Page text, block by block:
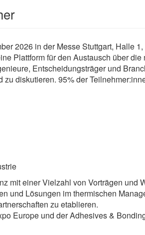
2026 in der Messe Stuttgart, Halle
Plattform für den Austausch über
Entscheidungsträger und
diskutieren. 95% der
mit einer Vielzahl von Vorträgen und
und Lösungen im thermischen
zu etablieren​.
Europe und der Adhesives &